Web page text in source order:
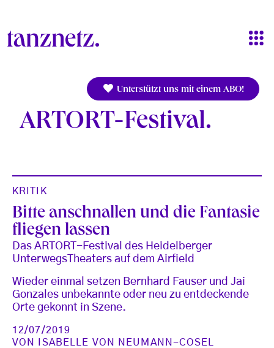
Unterstützt uns mit einem ABO!
ARTORT-Festival
KRITIK
Bitte anschnallen und die Fantasie
fliegen lassen
Das ARTORT-Festival des Heidelberger
UnterwegsTheaters auf dem Airfield
Wieder einmal setzen Bernhard Fauser und Jai
Gonzales unbekannte oder neu zu entdeckende
Orte gekonnt in Szene.
12/07/2019
VON
ISABELLE VON NEUMANN-COSEL